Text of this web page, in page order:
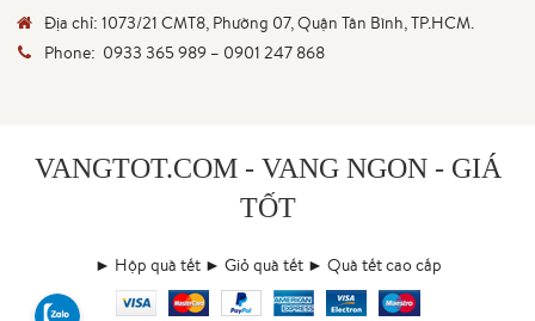
Địa chỉ: 1073/21 CMT8, Phường 07, Quận Tân Bình, TP.HCM.
Phone: 0933 365 989 – 0901 247 868
VANGTOT.COM - VANG NGON - GIÁ
TỐT
► Hộp quà tết ► Giỏ quà tết ► Quà tết cao cấp